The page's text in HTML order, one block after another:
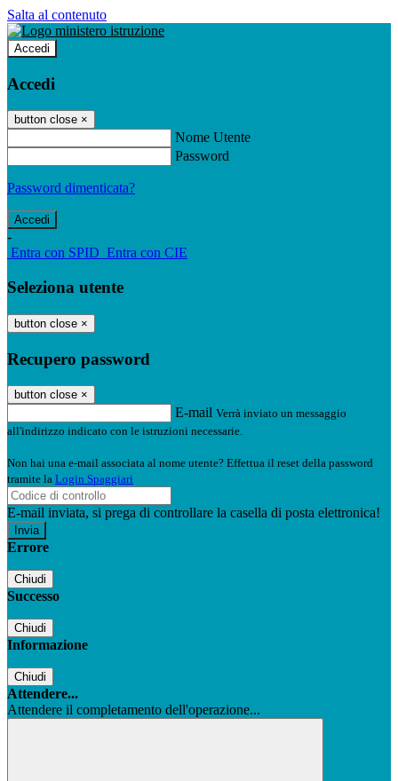
Salta al contenuto
Accedi
Accedi
button close ×
Nome Utente
Password
Password dimenticata?
-
Entra con SPID Entra con CIE
Seleziona utente
button close ×
Recupero password
button close ×
E-mail Verrà inviato un messaggio
all'indirizzo indicato con le istruzioni necessarie.
Non hai una e-mail associata al nome utente? Effettua il reset della password
tramite la Login Spaggiari
E-mail inviata, si prega di controllare la casella di posta elettronica!
Errore
Chiudi
Successo
Chiudi
Informazione
Chiudi
Attendere...
Attendere il completamento dell'operazione...